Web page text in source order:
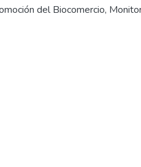
del Biocomercio,